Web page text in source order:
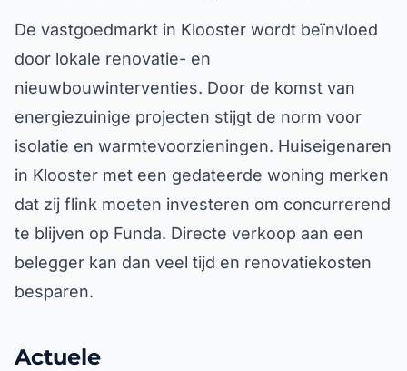
De vastgoedmarkt in Klooster wordt beïnvloed
door lokale renovatie- en
nieuwbouwinterventies. Door de komst van
energiezuinige projecten stijgt de norm voor
isolatie en warmtevoorzieningen. Huiseigenaren
in Klooster met een gedateerde woning merken
dat zij flink moeten investeren om concurrerend
te blijven op Funda. Directe verkoop aan een
belegger kan dan veel tijd en renovatiekosten
besparen.
Actuele